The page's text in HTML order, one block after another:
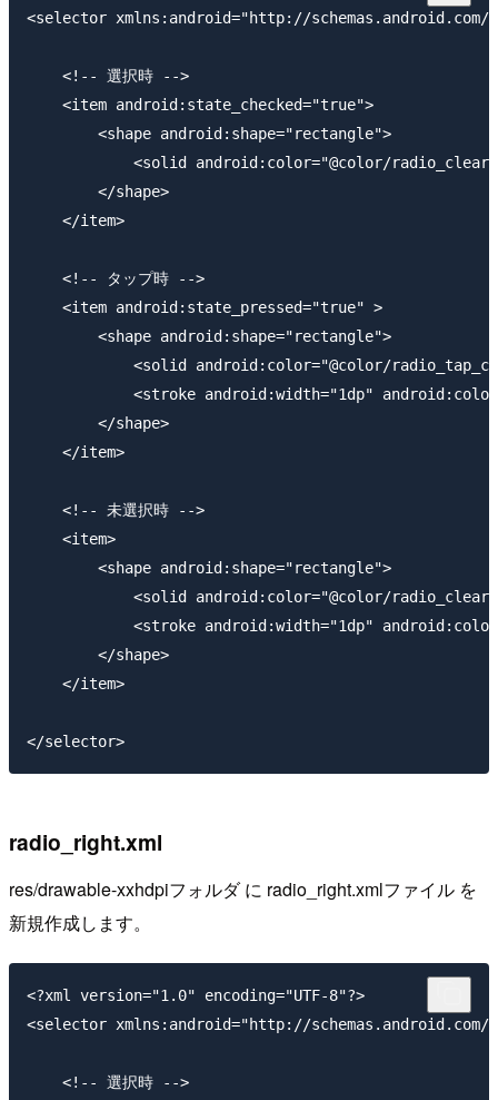
<selector xmlns:android="http://schemas.android.com/
    <!-- 選択時 -->
    <item android:state_checked="true">
        <shape android:shape="rectangle">
<solid android:color="@color/
        </shape>
    </item>
    <!-- タップ時 -->
    <item android:state_pressed="true" >
        <shape android:shape="rectangle">
<solid android:color="@color/
<stroke android:width="1dp"
        </shape>
    </item>
    <!-- 未選択時 -->
    <item>
        <shape android:shape="rectangle">
<solid android:color="@color/
<stroke android:width="1dp"
        </shape>
    </item>
radio_right.xml
res/drawable-xxhdpiフォルダ に radio_right.xmlファイル を
新規作成します。
<?xml version="1.0" encoding="UTF-8"?>
<selector xmlns:android="http://schemas.android.com/
    <!-- 選択時 -->